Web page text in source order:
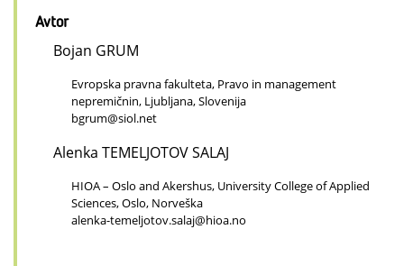
Avtor
Bojan GRUM
Evropska pravna fakulteta, Pravo in management
nepremičnin, Ljubljana, Slovenija
bgrum@siol.net
Alenka TEMELJOTOV SALAJ
HIOA – Oslo and Akershus, University College of Applied
Sciences, Oslo, Norveška
alenka-temeljotov.salaj@hioa.no